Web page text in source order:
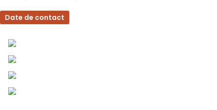
Date de contact